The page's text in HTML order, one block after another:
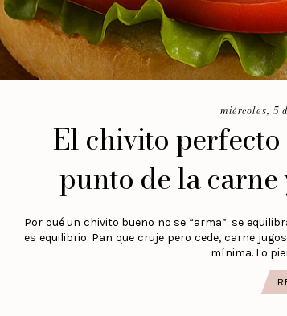
miércoles, 5
El chivito perfecto
punto de la
Por qué un chivito bueno no se “arma”: se
es equilibrio. Pan que cruje pero cede, carne
mínima. Lo